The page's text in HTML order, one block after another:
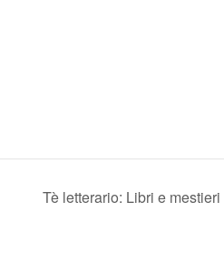
Tè letterario: Libri e mestieri